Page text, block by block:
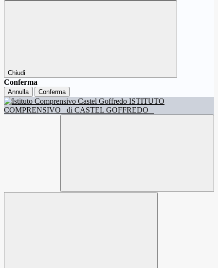
Chiudi
Conferma
Annulla Conferma
ISTITUTO
COMPRENSIVO
di CASTEL GOFFREDO